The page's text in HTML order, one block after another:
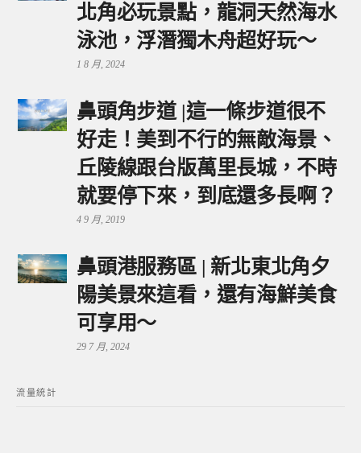
北角必玩景點，龍洞天然海水
泳池，浮潛獨木舟超好玩～
1 8 月, 2024
鼻頭角步道 |這一條步道很不
好走！美到不行的無敵海景、
丘陵線跟台版萬里長城，不時
就要停下來，到底還多長啊？
4 9 月, 2019
鼻頭港服務區 | 新北東北角夕
陽美景來這看，還有海鮮美食
可享用～
29 7 月, 2024
流量統計